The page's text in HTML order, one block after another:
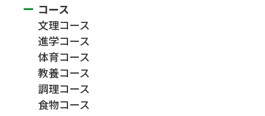
コース
文理コース
進学コース
体育コース
教養コース
調理コース
食物コース